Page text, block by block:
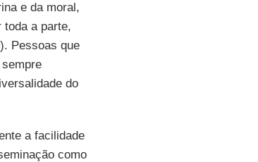
e da moral,
toda a parte,
Pessoas que
do
a facilidade
como